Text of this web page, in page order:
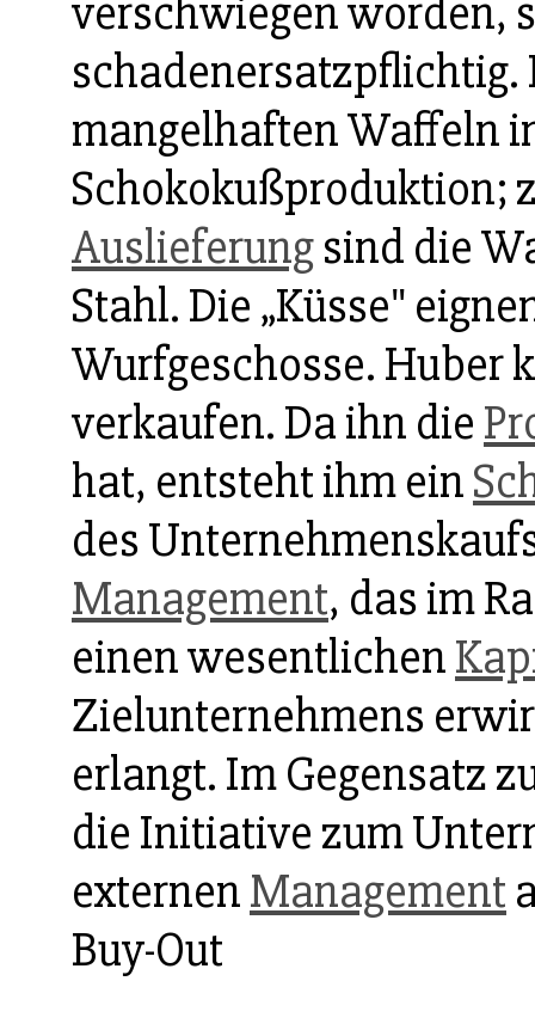
verschwiegen worden,
mangelhaften Waffeln
Schokokußproduktion;
Auslieferungsind die
Stahl. Die „Küsse"
Wurfgeschosse. Huber
verkaufen. Da ihn die
hat, entsteht ihm ein
des
Management, das im
einen wesentlichen
Zielunternehmens
erlangt. Im Gegensatz
die Initiative zum
externenManagement
Buy-Out